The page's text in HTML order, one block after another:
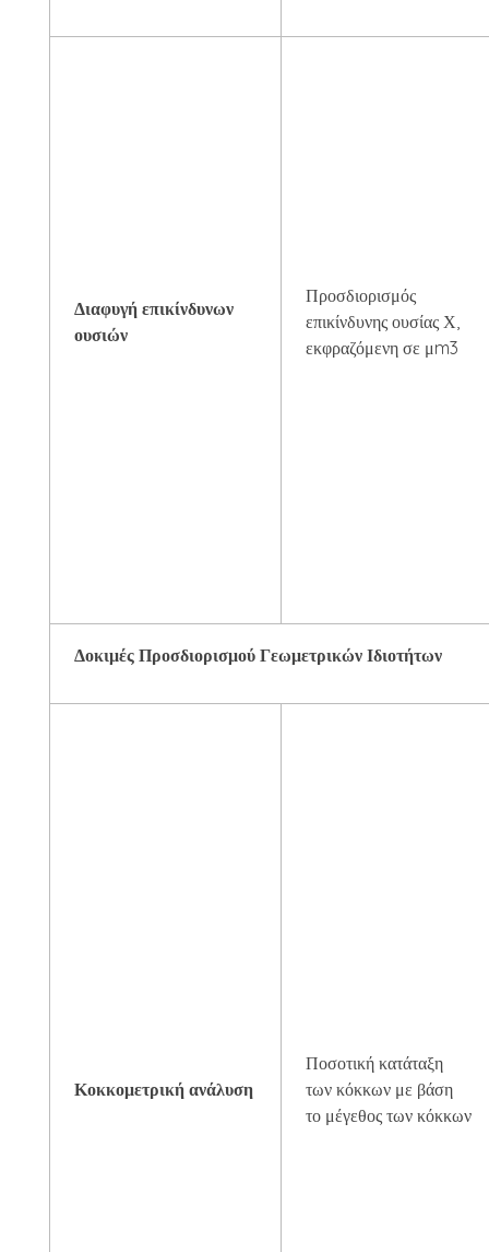
Διαφυγή επικίνδυνων
ουσιών
Προσδιορισμός
επικίνδυνης ουσίας Χ,
εκφραζόμενη σε μm3
Δοκιμές Προσδιορισμού Γεωμετρικών Ιδιοτήτων
Κοκκομετρική ανάλυση
Ποσοτική κατάταξη
των κόκκων με βάση
το μέγεθος των κόκκων